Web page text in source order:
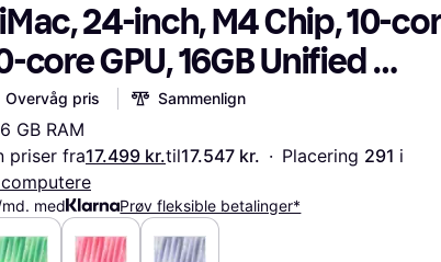
24-inch, M4 Chip, 10-
core GPU, 16GB Unified
512GB SSD Storage Blue
Overvåg pris Sammenlign
GB RAM
priser fra17.499 kr.til17.547 kr. · Placering 291 i
med Prøv fleksible betalinger*